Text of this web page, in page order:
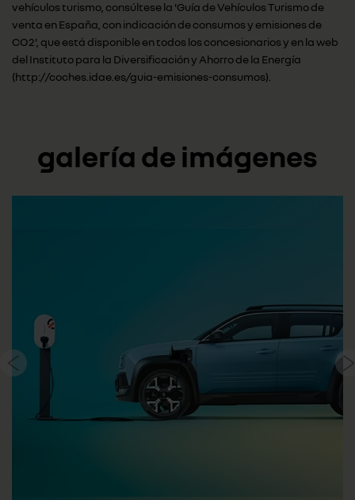
vehículos turismo, consúltese la 'Guía de Vehículos Turismo de
venta en España, con indicación de consumos y emisiones de
CO2', que está disponible en todos los concesionarios y en la web
del Instituto para la Diversificación y Ahorro de la Energía
(http://coches.idae.es/guia-emisiones-consumos).
galería de imágenes